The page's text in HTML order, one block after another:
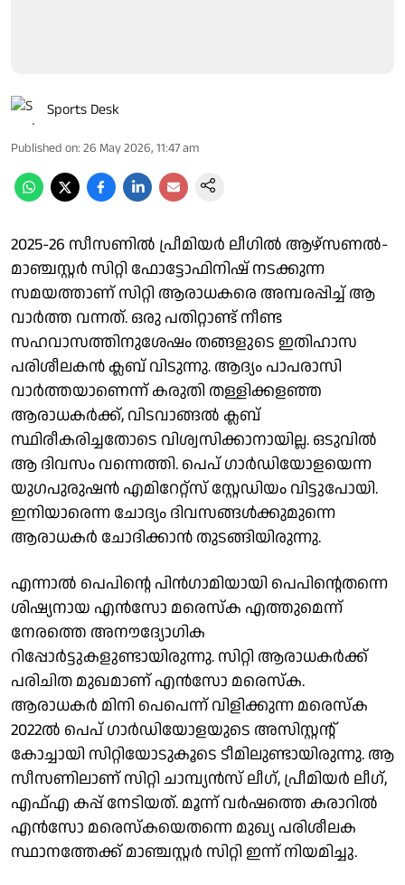
Sports Desk
Published on: 26 May 2026, 11:47 am
2025-26 സീസണിൽ പ്രീമിയർ ലീ​ഗിൽ ആഴ്സണൽ-
മാഞ്ചസ്റ്റർ സിറ്റി ഫോട്ടോഫിനിഷ് നടക്കുന്ന
സമയത്താണ് സിറ്റി ആരാധകരെ അമ്പരപ്പിച്ച് ആ
വാർത്ത വന്നത്. ഒരു പതിറ്റാണ്ട് നീണ്ട
സഹവാസത്തിനുശേഷം തങ്ങളുടെ ഇതിഹാസ
പരിശീലകൻ ക്ലബ് വിടുന്നു. ആദ്യം പാപരാസി
വാർത്തയാണെന്ന് കരുതി തള്ളിക്കളഞ്ഞ
ആരാധകർക്ക്, വിടവാങ്ങൽ ക്ലബ്
സ്ഥിരീകരിച്ചതോടെ വിശ്വസിക്കാനായില്ല. ഒടുവിൽ
ആ ദിവസം വന്നെത്തി. പെപ് ​ഗാർഡിയോളയെന്ന
യു​ഗപുരുഷൻ എമിറേറ്റ്സ് സ്റ്റേഡിയം വിട്ടുപോയി.
ഇനിയാരെന്ന ചോദ്യം ദിവസങ്ങൾക്കുമുന്നെ
ആരാധകർ ചോദിക്കാൻ തുടങ്ങിയിരുന്നു.
എന്നാൽ പെപിന്റെ പിൻ​ഗാമിയായി പെപിന്റെതന്നെ
ശിഷ്യനായ എൻസോ മരെസ്ക എത്തുമെന്ന്
നേരത്തെ അനൗദ്യോ​ഗിക
റിപ്പോർട്ടുകളുണ്ടായിരുന്നു. സിറ്റി ആരാധകർക്ക്
പരിചിത മുഖമാണ് എൻസോ മരെസ്ക.
ആരാധകർ മിനി പെപെന്ന് വിളിക്കുന്ന മരെസ്ക
2022ൽ പെപ് ഗാർഡിയോളയുടെ അസിസ്റ്റന്റ്
കോച്ചായി സിറ്റിയോടുകൂടെ ടീമിലുണ്ടായിരുന്നു. ആ
സീസണിലാണ് സിറ്റി ചാമ്പ്യൻസ് ലീ​ഗ്, പ്രീമിയർ ലീ​ഗ്,
എഫ്എ കപ്പ് നേടിയത്. മൂന്ന് വർഷത്തെ കരാറിൽ
എൻസോ മരെസ്കയെതന്നെ മുഖ്യ പരിശീലക
സ്ഥാനത്തേക്ക് മാഞ്ചസ്റ്റർ സിറ്റി ഇന്ന് നിയമിച്ചു.